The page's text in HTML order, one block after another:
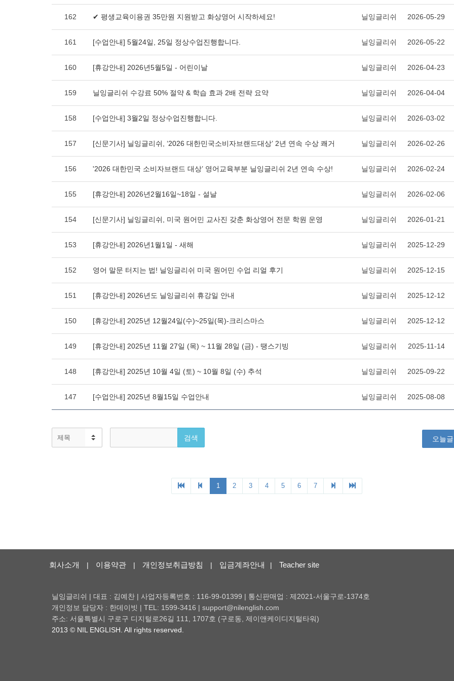
회사소개 | 이용약관 | 개인정보취급방침 | 입금계좌안내 | Teacher site
닐잉글리쉬 | 대표 : 김예찬 | 사업자등록번호 : 116-99-01399 | 통신판매업 : 제2021-서울구로-1374호
개인정보 담당자 : 한데이빗 | TEL: 1599-3416 | support@nilenglish.com
주소: 서울특별시 구로구 디지털로26길 111, 1707호 (구로동, 제이앤케이디지털타워)
2013 © NIL ENGLISH. All rights reserved.